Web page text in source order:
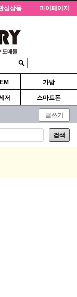
심상품 마이페이지
가방
저 스마트폰
글쓰기
검색